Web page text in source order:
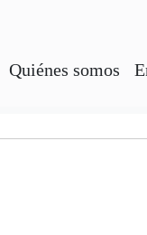
Quiénes somos